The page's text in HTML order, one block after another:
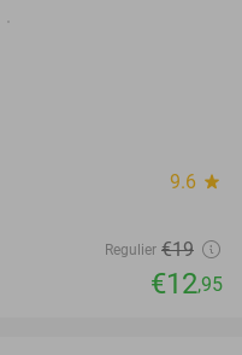
9.6 star
Regulier €19
€12,95